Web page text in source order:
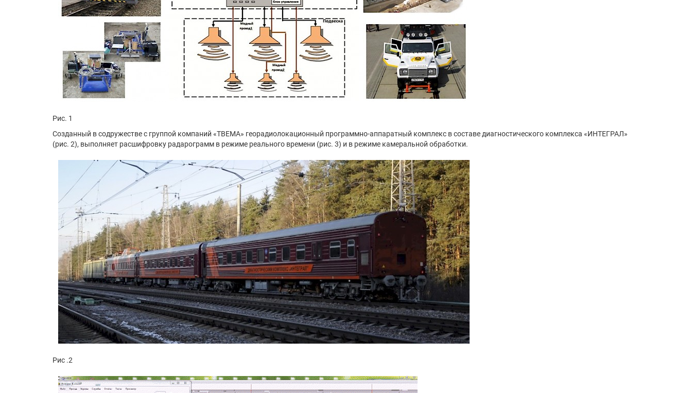
Рис. 1
Созданный в содружестве с группой компаний «ТВЕМА» георадиолокационный программно-аппаратный комплекс в составе диагностического комплекса «ИНТЕГРАЛ»
(рис. 2), выполняет расшифровку радарограмм в режиме реального времени (рис. 3) и в режиме камеральной обработки.
Рис .2